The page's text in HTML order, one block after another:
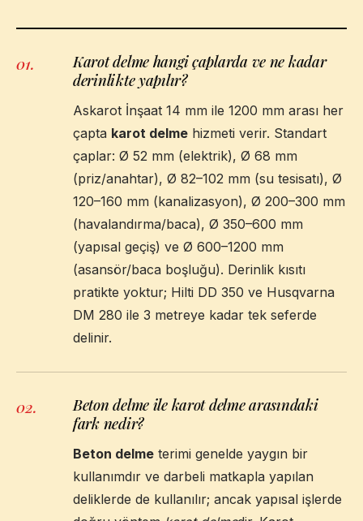
01.
Karot delme hangi çaplarda ve ne kadar
derinlikte yapılır?
Askarot İnşaat 14 mm ile 1200 mm arası her
çapta karot delme hizmeti verir. Standart
çaplar: Ø 52 mm (elektrik), Ø 68 mm
(priz/anahtar), Ø 82–102 mm (su tesisatı), Ø
120–160 mm (kanalizasyon), Ø 200–300 mm
(havalandırma/baca), Ø 350–600 mm
(yapısal geçiş) ve Ø 600–1200 mm
(asansör/baca boşluğu). Derinlik kısıtı
pratikte yoktur; Hilti DD 350 ve Husqvarna
DM 280 ile 3 metreye kadar tek seferde
delinir.
02.
Beton delme ile karot delme arasındaki
fark nedir?
Beton delme terimi genelde yaygın bir
kullanımdır ve darbeli matkapla yapılan
deliklerde de kullanılır; ancak yapısal işlerde